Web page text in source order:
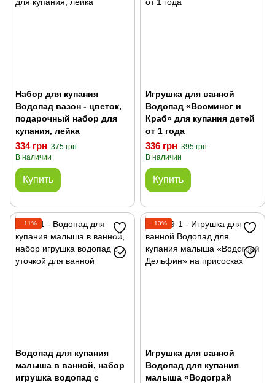
Набор для купания
Водопад вазон - цветок,
подарочный набор для
купания, лейка
334 грн 375 грн
В наличии
Купить
Игрушка для ванной
Водопад «Восминог и
Краб» для купания детей
от 1 года
336 грн 395 грн
В наличии
Купить
−11%
Водопад для купания
малыша в ванной, набор
игрушка водопад с
−13%
Игрушка для ванной
Водопад для купания
малыша «Водограй